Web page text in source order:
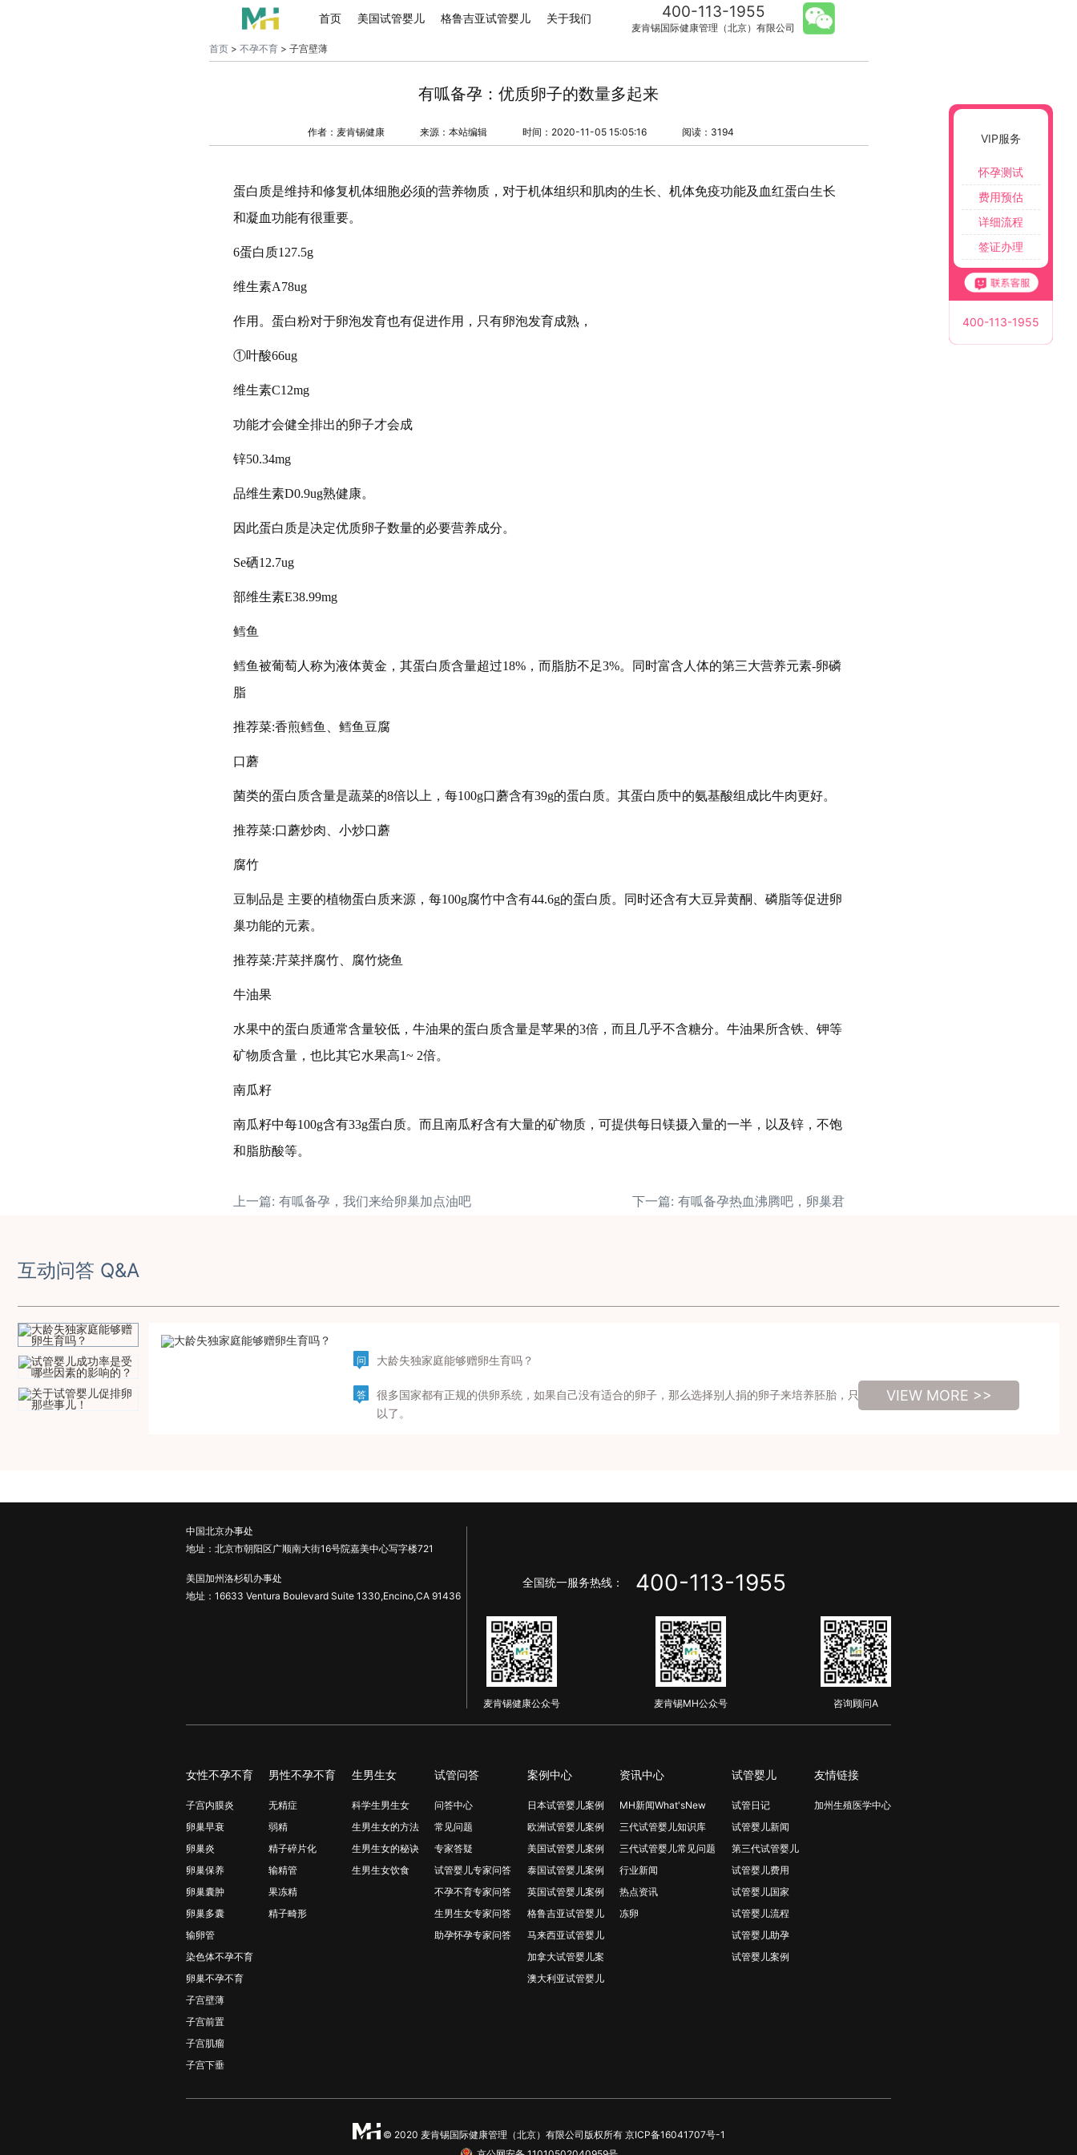
首页 美国试管婴儿 格鲁吉亚试管婴儿 关于我们 400-113-1955
麦肯锡国际健康管理（北京）有限公司
首页> 不孕不育> 子宫壁薄
有呱备孕：优质卵子的数量多起来
作者：麦肯锡健康 来源：本站编辑 时间：2020-11-05 15:05:16 阅读：3194
蛋白质是维持和修复机体细胞必须的营养物质，对于机体组织和肌肉的生长、机体免疫功能及血红蛋白生长
和凝血功能有很重要。
6蛋白质127.5g
维生素A78ug
作用。蛋白粉对于卵泡发育也有促进作用，只有卵泡发育成熟，
①叶酸66ug
维生素C12mg
功能才会健全排出的卵子才会成
锌50.34mg
品维生素D0.9ug熟健康。
因此蛋白质是决定优质卵子数量的必要营养成分。
Se硒12.7ug
部维生素E38.99mg
鳕鱼
鳕鱼被葡萄人称为液体黄金，其蛋白质含量超过18%，而脂肪不足3%。同时富含人体的第三大营养元素-卵磷
脂
推荐菜:香煎鳕鱼、鳕鱼豆腐
口蘑
菌类的蛋白质含量是蔬菜的8倍以上，每100g口蘑含有39g的蛋白质。其蛋白质中的氨基酸组成比牛肉更好。
推荐菜:口蘑炒肉、小炒口蘑
腐竹
豆制品是 主要的植物蛋白质来源，每100g腐竹中含有44.6g的蛋白质。同时还含有大豆异黄酮、磷脂等促进卵
巢功能的元素。
推荐菜:芹菜拌腐竹、腐竹烧鱼
牛油果
水果中的蛋白质通常含量较低，牛油果的蛋白质含量是苹果的3倍，而且几乎不含糖分。牛油果所含铁、钾等
矿物质含量，也比其它水果高1~ 2倍。
南瓜籽
南瓜籽中每100g含有33g蛋白质。而且南瓜籽含有大量的矿物质，可提供每日镁摄入量的一半，以及锌，不饱
和脂肪酸等。
上一篇: 有呱备孕，我们来给卵巢加点油吧 下一篇: 有呱备孕热血沸腾吧，卵巢君
互动问答 Q&A
问 大龄失独家庭能够赠卵生育吗？
答
很多国家都有正规的供卵系统，如果自己没有适合的卵子，那么选择别人捐的卵子来培养胚胎，只要提供申请，检查条件合格就可
以了。
VIEW MORE >>
中国北京办事处
地址：北京市朝阳区广顺南大街16号院嘉美中心写字楼721
美国加州洛杉矶办事处
地址：16633 Ventura Boulevard Suite 1330,Encino,CA 91436
全国统一服务热线： 400-113-1955
麦肯锡健康公众号 麦肯锡MH公众号 咨询顾问A
女性不孕不育
子宫内膜炎
卵巢早衰
卵巢炎
卵巢保养
卵巢囊肿
卵巢多囊
输卵管
染色体不孕不育
卵巢不孕不育
子宫壁薄
子宫前置
子宫肌瘤
子宫下垂
男性不孕不育
无精症
弱精
精子碎片化
输精管
果冻精
精子畸形
生男生女
科学生男生女
生男生女的方法
生男生女的秘诀
生男生女饮食
试管问答
问答中心
常见问题
专家答疑
试管婴儿专家问答
不孕不育专家问答
生男生女专家问答
助孕怀孕专家问答
案例中心
日本试管婴儿案例
欧洲试管婴儿案例
美国试管婴儿案例
泰国试管婴儿案例
英国试管婴儿案例
格鲁吉亚试管婴儿
马来西亚试管婴儿
加拿大试管婴儿案
澳大利亚试管婴儿
资讯中心
MH新闻What'sNew
三代试管婴儿知识库
三代试管婴儿常见问题
行业新闻
热点资讯
冻卵
试管婴儿
试管日记
试管婴儿新闻
第三代试管婴儿
试管婴儿费用
试管婴儿国家
试管婴儿流程
试管婴儿助孕
试管婴儿案例
友情链接
加州生殖医学中心
© 2020 麦肯锡国际健康管理（北京）有限公司版权所有 京ICP备16041707号-1
VIP服务
怀孕测试
费用预估
详细流程
签证办理
400-113-1955